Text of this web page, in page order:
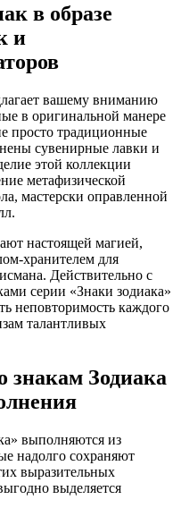
в образе
и
вашему вниманию
в оригинальной манере
просто традиционные
сувенирные лавки и
этой коллекции
метафизической
мастерски оправленной
настоящей магией,
хранителем для
Действительно с
серии «Знаки зодиака»
неповторимость каждого
талантливых
знакам Зодиака
выполняются из
надолго сохраняют
выразительных
выделяется